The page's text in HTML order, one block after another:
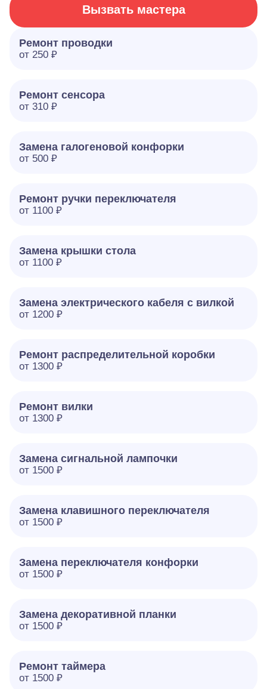
Вызвать мастера
Ремонт проводки
от 250 ₽
Ремонт сенсора
от 310 ₽
Замена галогеновой конфорки
от 500 ₽
Ремонт ручки переключателя
от 1100 ₽
Замена крышки стола
от 1100 ₽
Замена электрического кабеля с вилкой
от 1200 ₽
Ремонт распределительной коробки
от 1300 ₽
Ремонт вилки
от 1300 ₽
Замена сигнальной лампочки
от 1500 ₽
Замена клавишного переключателя
от 1500 ₽
Замена переключателя конфорки
от 1500 ₽
Замена декоративной планки
от 1500 ₽
Ремонт таймера
от 1500 ₽